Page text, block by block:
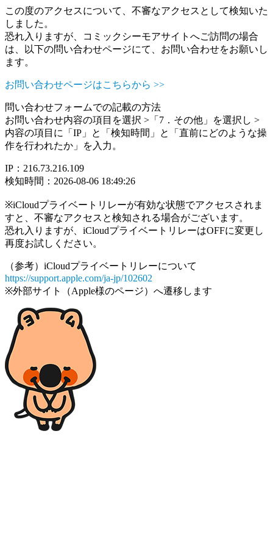
この度のアクセスについて、不審なアクセスとして検知いた
しました。
恐れ入りますが、コミックシーモアサイトへご訪問の場合
は、以下の問い合わせページにて、お問い合わせをお願いし
ます。
お問い合わせページはこちらから >>
問い合わせフォームでの記載の方法
お問い合わせ内容の項目を選択 >「7．その他」を選択し >
内容の項目に「IP」と「検知時間」と「直前にどのような操
作を行われたか」を入力。
IP：216.73.216.109
検知時間：2026-08-06 18:49:26
※iCloudプライベートリレーが有効な状態でアクセスされま
すと、不審なアクセスと検知される場合がございます。
恐れ入りますが、iCloudプライベートリレーはOFFに変更し
再度お試しください。
（参考）iCloudプライベートリレーについて
https://support.apple.com/ja-jp/102602
※外部サイト（Apple様のページ）へ遷移します